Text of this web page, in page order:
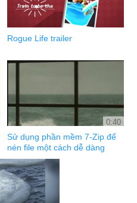
Rogue Life trailer
0:40
Sử dụng phần mềm 7-Zip để
nén file một cách dễ dàng